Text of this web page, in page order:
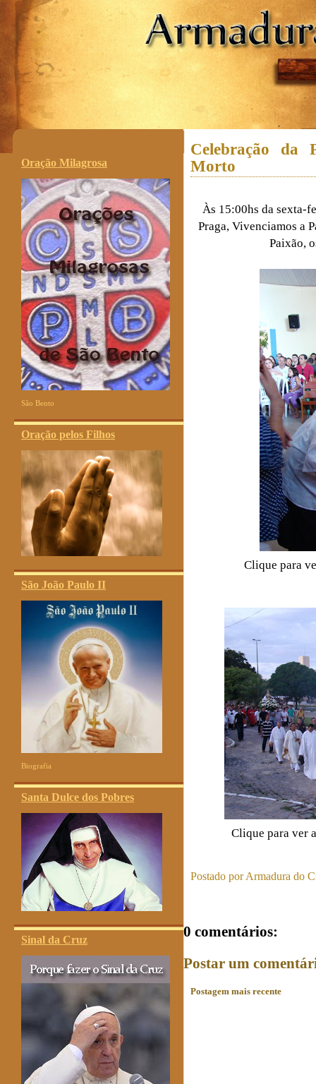
.
Oração Milagrosa
São Bento
Oração pelos Filhos
São João Paulo II
Biografia
Santa Dulce dos Pobres
Sinal da Cruz
Celebração da
Morto
Às 15:00hs da sexta-
Praga, Vivenciamos a
Paixão,
Clique para
Clique para ver
Postado porArmadura do
0 comentários:
Postar um
Postagem mais recente